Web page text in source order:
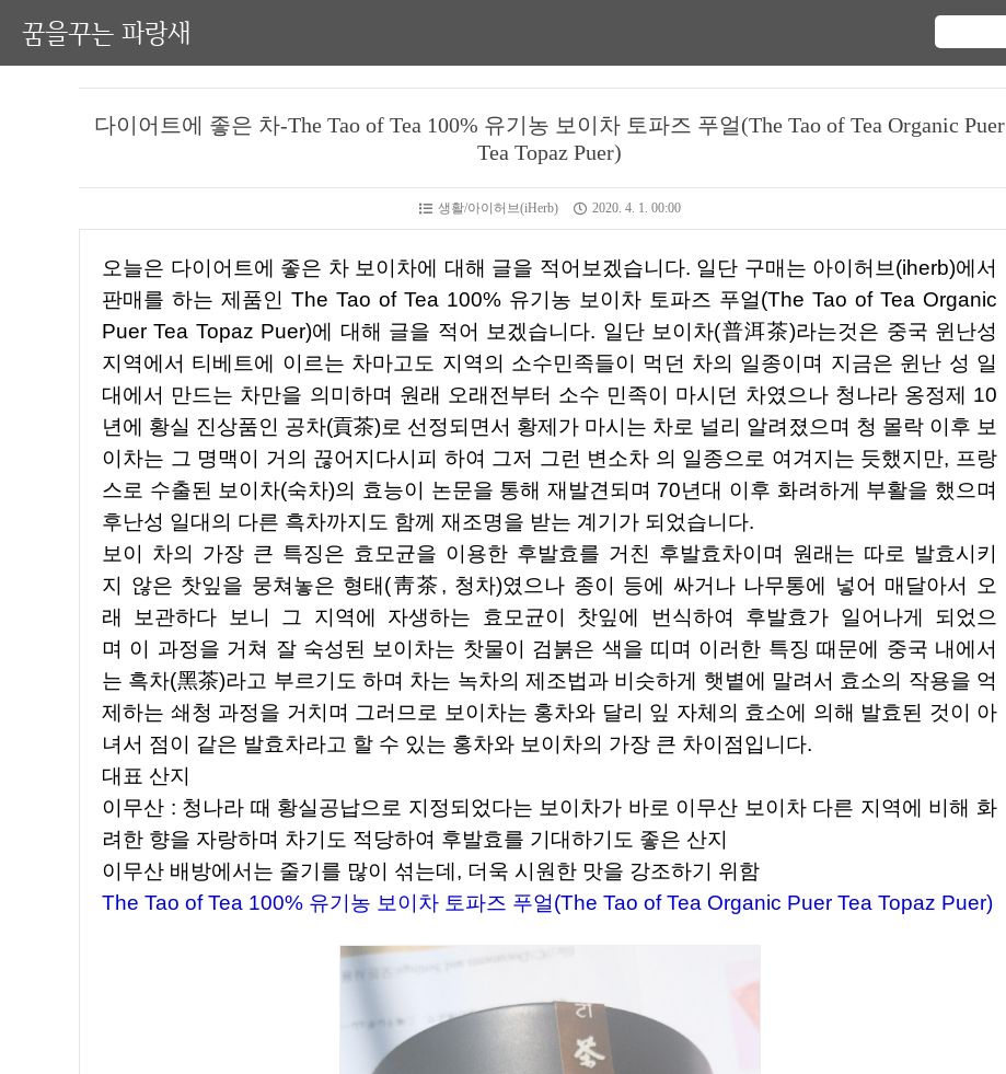
꿈을꾸는 파랑새
다이어트에 좋은 차-The Tao of Tea 100% 유기농 보이차 토파즈 푸얼(The Tao of Tea Organic Puer
Tea Topaz Puer)
생활/아이허브(iHerb) 2020. 4. 1. 00:00
오늘은 다이어트에 좋은 차 보이차에 대해 글을 적어보겠습니다. 일단 구매는 아이허브(iherb)에서
판매를 하는 제품인 The Tao of Tea 100% 유기농 보이차 토파즈 푸얼(The Tao of Tea Organic
Puer Tea Topaz Puer)에 대해 글을 적어 보겠습니다. 일단 보이차(普洱茶)라는것은 중국 윈난성
지역에서 티베트에 이르는 차마고도 지역의 소수민족들이 먹던 차의 일종이며 지금은 윈난 성 일
대에서 만드는 차만을 의미하며 원래 오래전부터 소수 민족이 마시던 차였으나 청나라 옹정제 10
년에 황실 진상품인 공차(貢茶)로 선정되면서 황제가 마시는 차로 널리 알려졌으며 청 몰락 이후 보
이차는 그 명맥이 거의 끊어지다시피 하여 그저 그런 변소차 의 일종으로 여겨지는 듯했지만, 프랑
스로 수출된 보이차(숙차)의 효능이 논문을 통해 재발견되며 70년대 이후 화려하게 부활을 했으며
후난성 일대의 다른 흑차까지도 함께 재조명을 받는 계기가 되었습니다.
보이 차의 가장 큰 특징은 효모균을 이용한 후발효를 거친 후발효차이며 원래는 따로 발효시키
지 않은 찻잎을 뭉쳐놓은 형태(靑茶, 청차)였으나 종이 등에 싸거나 나무통에 넣어 매달아서 오
래 보관하다 보니 그 지역에 자생하는 효모균이 찻잎에 번식하여 후발효가 일어나게 되었으
며 이 과정을 거쳐 잘 숙성된 보이차는 찻물이 검붉은 색을 띠며 이러한 특징 때문에 중국 내에서
는 흑차(黑茶)라고 부르기도 하며 차는 녹차의 제조법과 비슷하게 햇볕에 말려서 효소의 작용을 억
제하는 쇄청 과정을 거치며 그러므로 보이차는 홍차와 달리 잎 자체의 효소에 의해 발효된 것이 아
녀서 점이 같은 발효차라고 할 수 있는 홍차와 보이차의 가장 큰 차이점입니다.
대표 산지
이무산 : 청나라 때 황실공납으로 지정되었다는 보이차가 바로 이무산 보이차 다른 지역에 비해 화
려한 향을 자랑하며 차기도 적당하여 후발효를 기대하기도 좋은 산지
이무산 배방에서는 줄기를 많이 섞는데, 더욱 시원한 맛을 강조하기 위함
The Tao of Tea 100% 유기농 보이차 토파즈 푸얼(The Tao of Tea Organic Puer Tea Topaz Puer)